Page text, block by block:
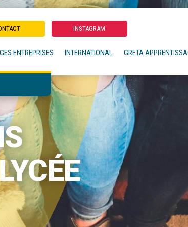
INSTAGRAM
ENTREPRISES INTERNATIONAL
GRETA